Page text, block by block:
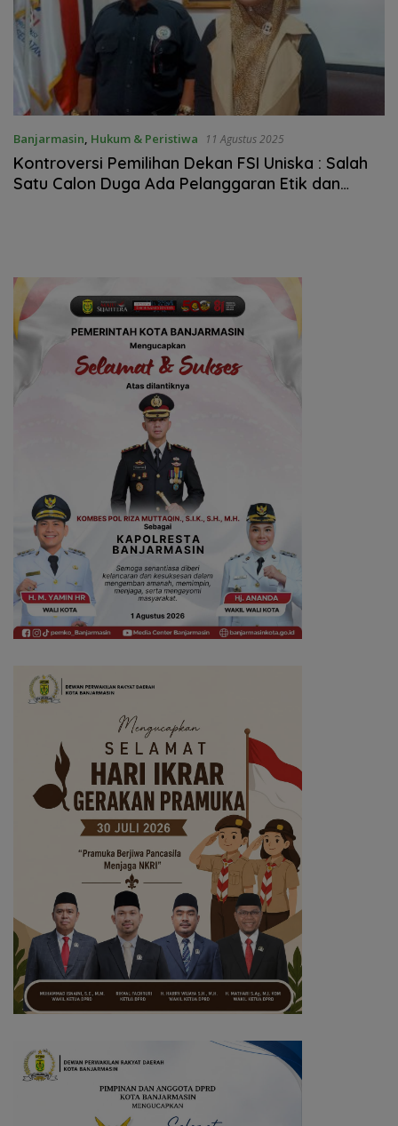
Banjarmasin, Hukum & Peristiwa 11 Agustus 2025
Kontroversi Pemilihan Dekan FSI Uniska : Salah
Satu Calon Duga Ada Pelanggaran Etik dan